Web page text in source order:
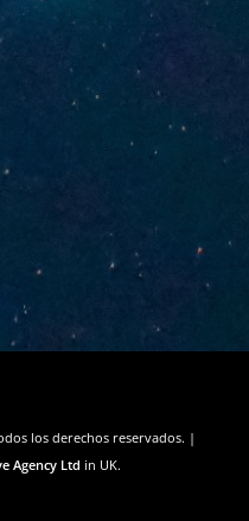
los derechos reservados. |
Agency Ltd in UK.